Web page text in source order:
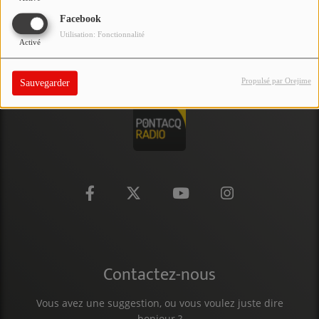
Facebook
Activé
Utilisation: Fonctionnalité
Sauvegarder Propulsé par Orejime
PARTICIPEZ
JEUX CONCOURS
RECRUTEMENT
VENEZ DANS LE PUBLIC !
Contactez-nous
Vous avez une suggestion, ou vous voulez juste dire